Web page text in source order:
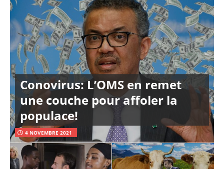
Conovirus: L’OMS en remet
une couche pour affoler la
populace!
4 NOVEMBRE 2021